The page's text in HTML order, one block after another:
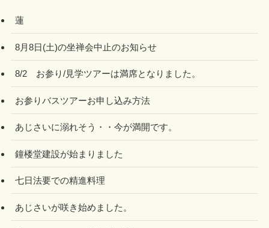
蓮
8月8日(土)の坐禅会中止のお知らせ
8/2 お参り/見学ツアーは満席となりました。
お参りバスツアーお申し込み方法
あじさいに溺れそう・・今が満開です。
鐘楼堂建設が始まりました
七日法要での精進料理
あじさいが咲き始めました。